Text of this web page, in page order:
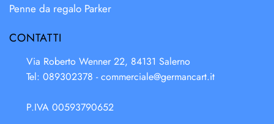
Penne da regalo Parker
CONTATTI
Via Roberto Wenner 22, 84131 Salerno
Tel: 089302378 -commerciale@germancart.it
P.IVA 00593790652